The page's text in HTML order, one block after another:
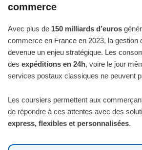
commerce
Avec plus de 150 milliards d’euros
commerce en France en 2023, la gestion
devenue un enjeu stratégique. Les
des expéditions en 24h, voire le jour
services postaux classiques ne peuvent
Les coursiers permettent aux
de répondre à ces attentes avec des
express, flexibles et personnalisées.